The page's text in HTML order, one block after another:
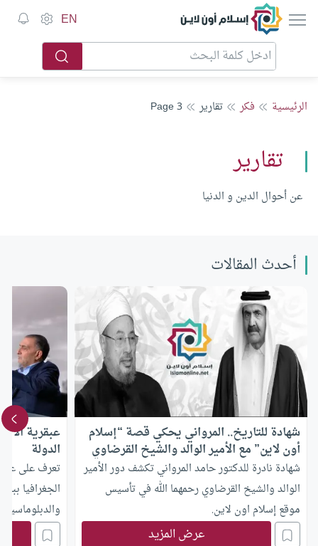
إسلام أون لاين EN
الرئيسية فكر تقارير Page 3
تقارير
عن أحوال الدين و الدنيا
أحدث المقالات
شهادة للتاريخ.. المرواني يحكي قصة “إسلام
أون لاين” مع الأمير الوالد والشيخ القرضاوي
شهادة نادرة للدكتور حامد المرواني تكشف دور الأمير
الوالد والشيخ القرضاوي رحمهما الله في تأسيس
موقع إسلام اون لاين.
عرض المزيد
عبقرية
الدولة
تعرف على
الجغرافيا